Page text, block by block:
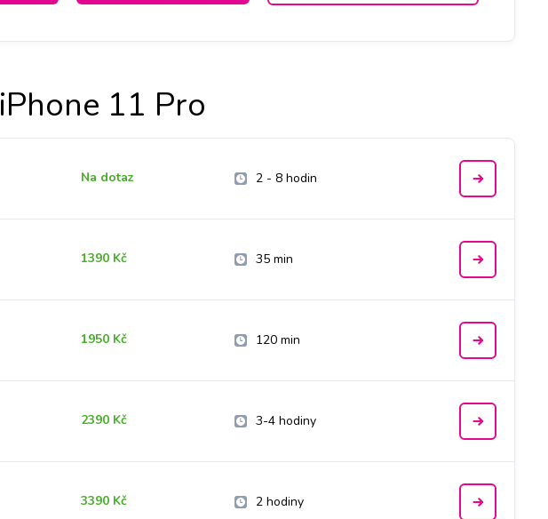
iPhone 11 Pro
Na dotaz 2 - 8 hodin
1390 Kč 35 min
1950 Kč 120 min
2390 Kč 3-4 hodiny
3390 Kč 2 hodiny